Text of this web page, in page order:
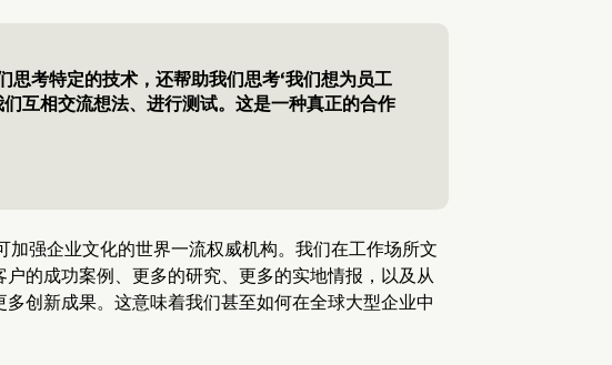
考特定的技术，还帮助我们思考‘我们想为员工
互相交流想法、进行测试。这是一种真正的合作
强企业文化的世界一流权威机构。我们在工作场所文
的成功案例、更多的研究、更多的实地情报，以及从
创新成果。这意味着我们甚至如何在全球大型企业中